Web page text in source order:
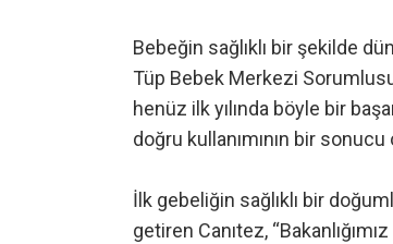
Bebeğin sağlıklı bir şekilde
Tüp Bebek Merkezi
henüz ilk yılında böyle bir
doğru kullanımının bir
İlk gebeliğin sağlıklı bir
getiren Canıtez,